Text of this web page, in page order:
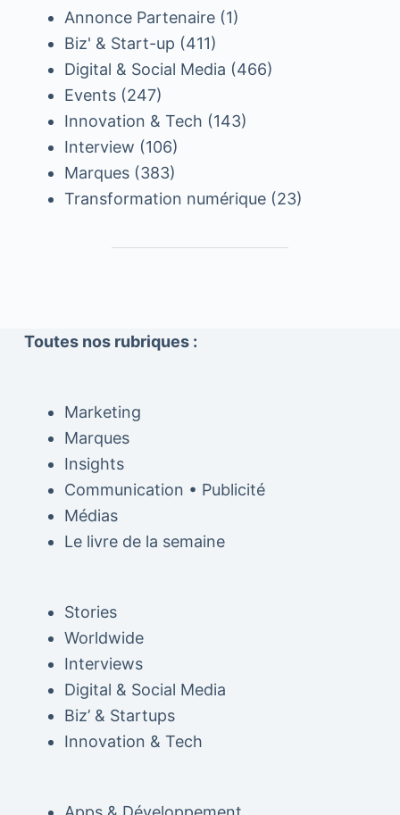
Annonce Partenaire(1)
Biz' & Start-up (411)
Digital & Social Media (466)
Events(247)
Innovation & Tech (143)
Interview (106)
Marques(383)
Transformation numérique(23)
Toutes nos rubriques :
Marketing
Marques
Insights
Communication • Publicité
Médias
Le livre de la semaine
Stories
Worldwide
Interviews
Digital & Social Media
Biz’ & Startups
Innovation & Tech